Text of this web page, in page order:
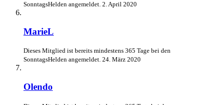
SonntagsHelden angemeldet. 2. April 2020
MarieL
Dieses Mitglied ist bereits mindestens 365 Tage bei den
SonntagsHelden angemeldet. 24. März 2020
Olendo